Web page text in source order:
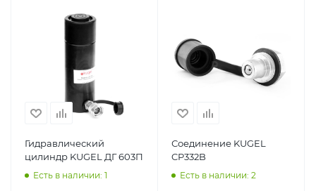
Гидравлический
цилиндр KUGEL ДГ 603П
Есть в наличии: 1
Соединение KUGEL
CP332B
Есть в наличии: 2